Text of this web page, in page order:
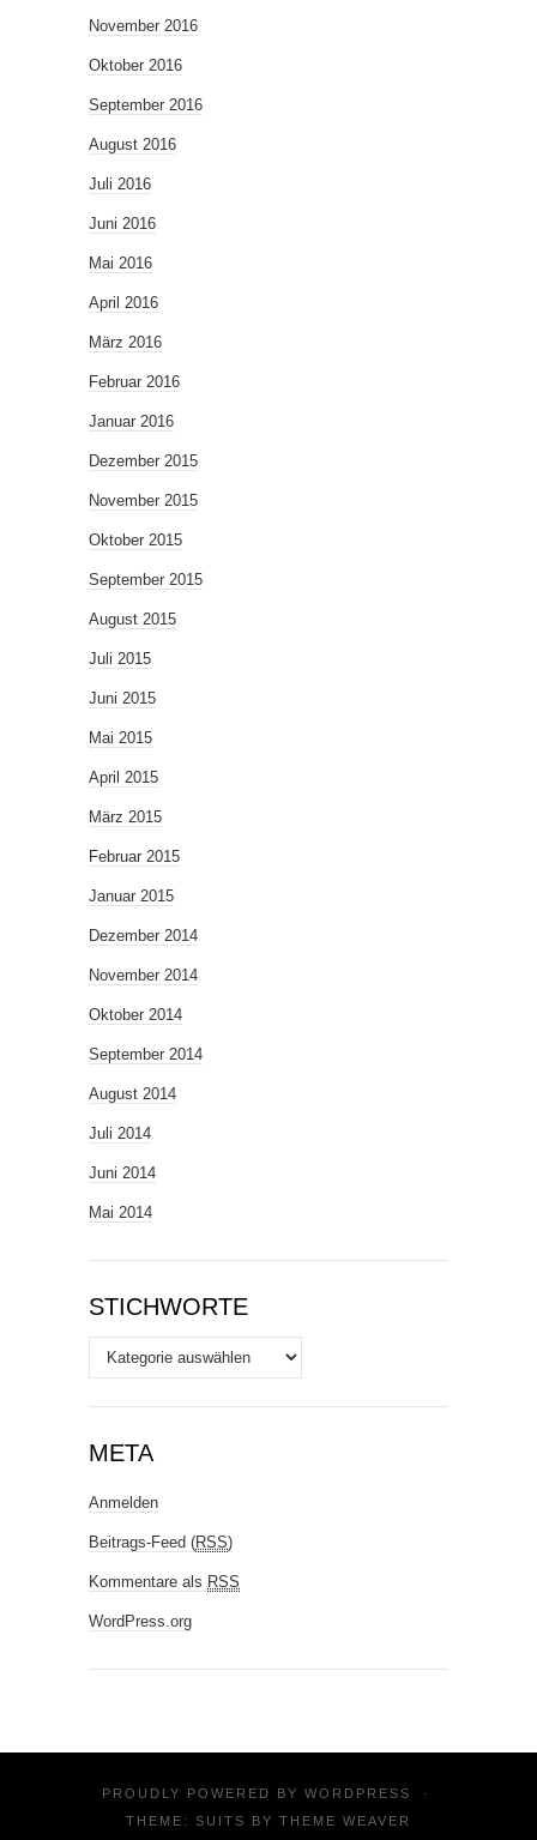
November 2016
Oktober 2016
September 2016
August 2016
Juli 2016
Juni 2016
Mai 2016
April 2016
März 2016
Februar 2016
Januar 2016
Dezember 2015
November 2015
Oktober 2015
September 2015
August 2015
Juli 2015
Juni 2015
Mai 2015
April 2015
März 2015
Februar 2015
Januar 2015
Dezember 2014
November 2014
Oktober 2014
September 2014
August 2014
Juli 2014
Juni 2014
Mai 2014
STICHWORTE
Stichworte
META
Anmelden
Beitrags-Feed (RSS)
Kommentare als RSS
WordPress.org
PROUDLY POWERED BY WORDPRESS
·
THEME: SUITS BY THEME WEAVER